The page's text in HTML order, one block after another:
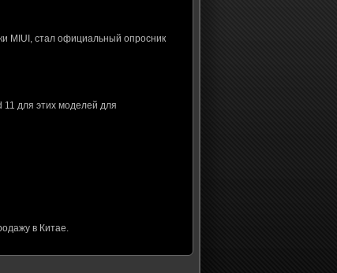
MIUI, стал официальный опросник
для этих моделей для
в Китае.